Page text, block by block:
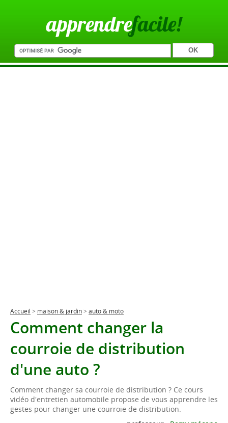
apprendrefacile!
Accueil > maison & jardin> auto & moto
Comment changer la
courroie de distribution
d'une auto ?
Comment changer sa courroie de distribution ? Ce cours
vidéo d'entretien automobile propose de vous apprendre les
gestes pour changer une courroie de distribution.